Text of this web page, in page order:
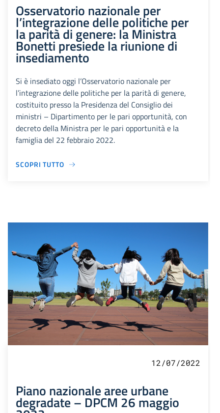
Osservatorio nazionale per
l’integrazione delle politiche per
la parità di genere: la Ministra
Bonetti presiede la riunione di
insediamento
Si è insediato oggi l’Osservatorio nazionale per
l’integrazione delle politiche per la parità di genere,
costituito presso la Presidenza del Consiglio dei
ministri – Dipartimento per le pari opportunità, con
decreto della Ministra per le pari opportunità e la
famiglia del 22 febbraio 2022.
SCOPRI TUTTO
12/07/2022
Piano nazionale aree urbane
degradate – DPCM 26 maggio